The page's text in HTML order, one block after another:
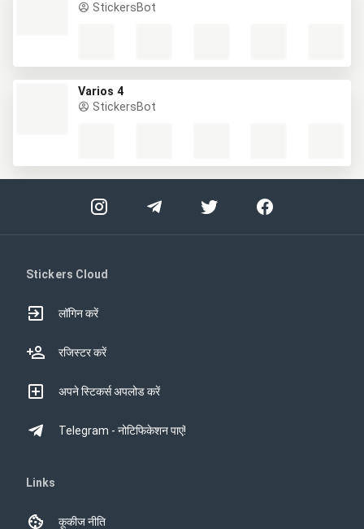
StickersBot
Varios 4
StickersBot
Stickers Cloud
लॉगिन करें
रजिस्टर करें
अपने स्टिकर्स अपलोड करें
Telegram - नोटिफिकेशन पाएं!
Links
कूकीज नीति